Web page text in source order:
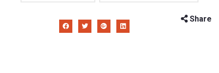
Share